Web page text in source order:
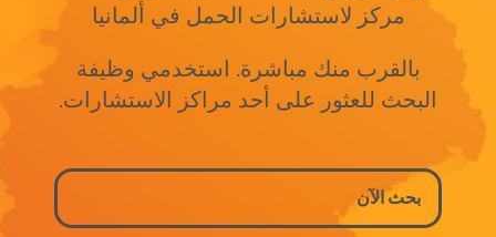
مركز لاستشارات الحمل في ألمانيا
بالقرب منك مباشرة. استخدمي وظيفة
البحث للعثور على أحد مراكز الاستشارات.